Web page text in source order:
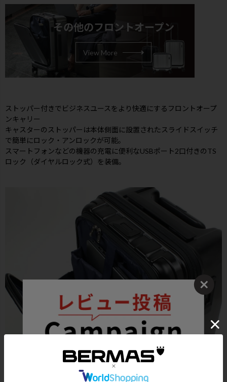
その他のフロントオープン
View More
ストッパー付きでビジネスユースをより快適にするフロントオープ
ンキャリー
キャスターのストッパーは本体側面に設置されたスライドスイッチ
で簡単にロック・アンロックが可能。
スマートフォンなどの機器の充電に便利なUSBポート2口付きのTS
ロック（ダイヤルロック式）を装備。